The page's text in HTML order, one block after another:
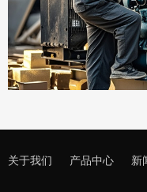
关于我们 产品中心 新